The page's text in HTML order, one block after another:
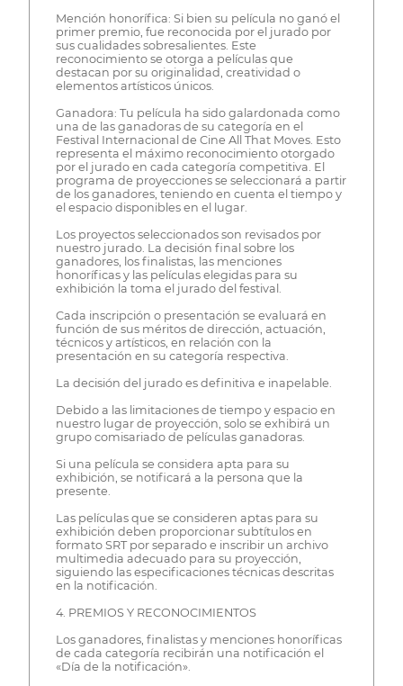
Mención honorífica: Si bien su película no ganó el
primer premio, fue reconocida por el jurado por
sus cualidades sobresalientes. Este
reconocimiento se otorga a películas que
destacan por su originalidad, creatividad o
elementos artísticos únicos.
Ganadora: Tu película ha sido galardonada como
una de las ganadoras de su categoría en el
Festival Internacional de Cine All That Moves. Esto
representa el máximo reconocimiento otorgado
por el jurado en cada categoría competitiva. El
programa de proyecciones se seleccionará a partir
de los ganadores, teniendo en cuenta el tiempo y
el espacio disponibles en el lugar.
Los proyectos seleccionados son revisados por
nuestro jurado. La decisión final sobre los
ganadores, los finalistas, las menciones
honoríficas y las películas elegidas para su
exhibición la toma el jurado del festival.
Cada inscripción o presentación se evaluará en
función de sus méritos de dirección, actuación,
técnicos y artísticos, en relación con la
presentación en su categoría respectiva.
La decisión del jurado es definitiva e inapelable.
Debido a las limitaciones de tiempo y espacio en
nuestro lugar de proyección, solo se exhibirá un
grupo comisariado de películas ganadoras.
Si una película se considera apta para su
exhibición, se notificará a la persona que la
presente.
Las películas que se consideren aptas para su
exhibición deben proporcionar subtítulos en
formato SRT por separado e inscribir un archivo
multimedia adecuado para su proyección,
siguiendo las especificaciones técnicas descritas
en la notificación.
4. PREMIOS Y RECONOCIMIENTOS
Los ganadores, finalistas y menciones honoríficas
de cada categoría recibirán una notificación el
«Día de la notificación».